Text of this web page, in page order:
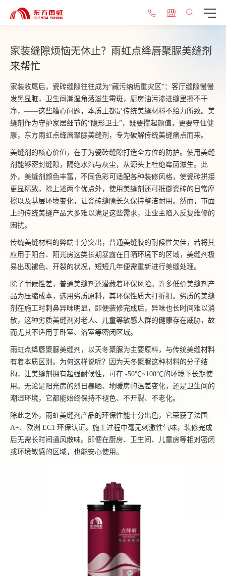
家装缝隙烦恼无休止？雨虹点绛唇聚脲美缝剂
来帮忙
家装收尾后，瓷砖缝隙往往成为“藏污纳垢重灾区”：客厅缝隙慢慢
发黑显脏，卫生间潮湿角落滋生霉斑，厨房油污渗进缝里擦不干
净，——这些糟心问题，本质上都是传统美缝材料不给力所致。美
缝剂作为守护家居细节的“隐形卫士”，既要撑起颜值，更要守住健
康，东方雨虹点绛唇聚脲美缝剂，专为破解传统美缝痛点而来。
美缝剂的核心价值，在于为瓷砖缝隙打造全方位的防护。使用美缝
剂能够密封缝隙，隔绝水汽与灰尘，从源头上杜绝霉菌滋生。此
外，美缝剂颜色丰富，不同色彩可适配各种装修风格，使瓷砖拼接
更显精致。除上述两个优点外，使用美缝剂还可抵御瓷砖的日常摩
擦以及基层环境变化，让瓷砖缝隙长久保持整洁耐用。然而，市面
上的传统美缝产品大多难以满足这些需求，让业主陷入反复维修的
困扰。
传统美缝材料的弊端十分突出，普通美缝胶的耐候性欠佳，若将其
应用于阳台、阳光房这类长期暴露在日晒环境下的区域，美缝剂极
易出现褪色、开裂的状况，短短几年便需重新进行美缝处理。
除了耐候性差，普通美缝剂还潜藏着环保风险。许多低价美缝剂产
品为压缩成本，选用劣质原料，其环保性质大打折扣。劣质的美缝
剂在施工时刺鼻异味明显，即便装修完成后，异味也长时间难以消
散，这种劣质美缝剂对老人、儿童等敏感人群的健康存在威胁，故
而尤其不适用于卧室、浴室等密闭区域。
雨虹点绛唇聚脲美缝剂，以天冬聚脲为主要原料，与传统美缝材料
有着本质区别。为何这样说呢？因为天冬聚脲这种材料的分子结
构，让美缝剂拥有超强耐候性，可在 -50℃~100℃的环境下长期使
用。无论是阳光房的烈日暴晒、地暖房的温差变化，还是卫生间的
潮湿环境，它都能始终保持不褪色、不开裂、不老化。
除此之外，雨虹美缝剂产品的环保性能十分出色，它荣获了法国
A+、欧洲 EC1 环保认证。施工过程中毫无刺激性气味，装修完成
后无需长时间通风散味。即便在厨房、卫生间、儿童房等相对密闭
或环境敏感的区域，也能安心使用。